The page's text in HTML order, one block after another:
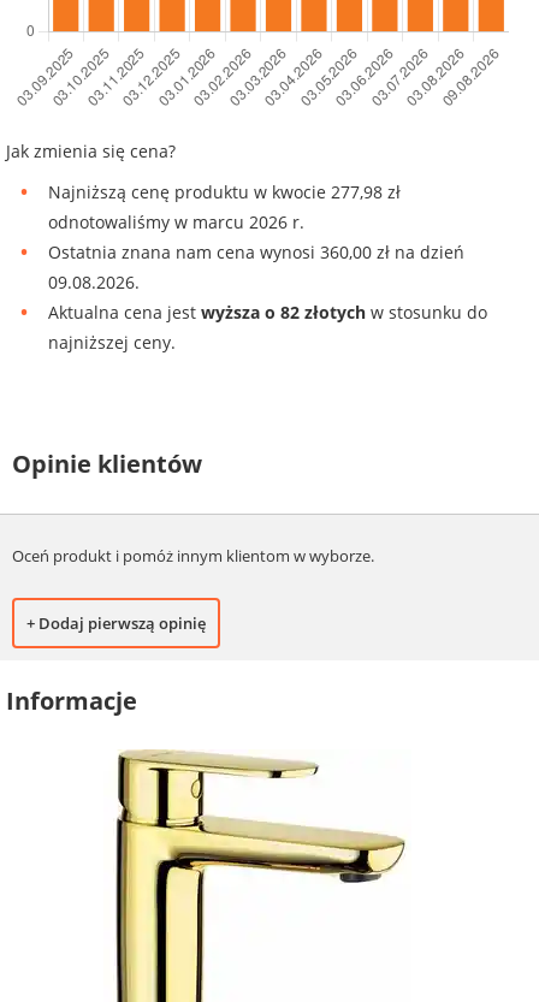
Jak zmienia się cena?
Najniższą cenę produktu w kwocie 277,98 zł
odnotowaliśmy w marcu 2026 r.
Ostatnia znana nam cena wynosi 360,00 zł na dzień
09.08.2026.
Aktualna cena jest wyższa o 82 złotych w stosunku do
najniższej ceny.
Opinie klientów
Oceń produkt i pomóż innym klientom w wyborze.
+ Dodaj pierwszą opinię
Informacje